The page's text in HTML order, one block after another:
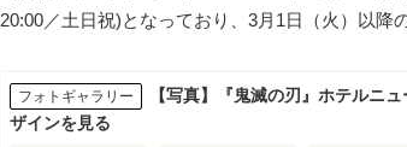
20:00／土日祝)となっており、3月1日（火）以降
フォトギャラリー
【写真】『鬼滅の刃』ホテルニ
ザインを見る